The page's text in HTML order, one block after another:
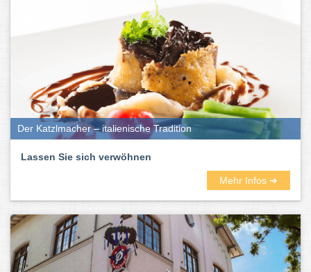
Der Katzlmacher – italienische Tradition
Lassen Sie sich verwöhnen
Mehr Infos ➜